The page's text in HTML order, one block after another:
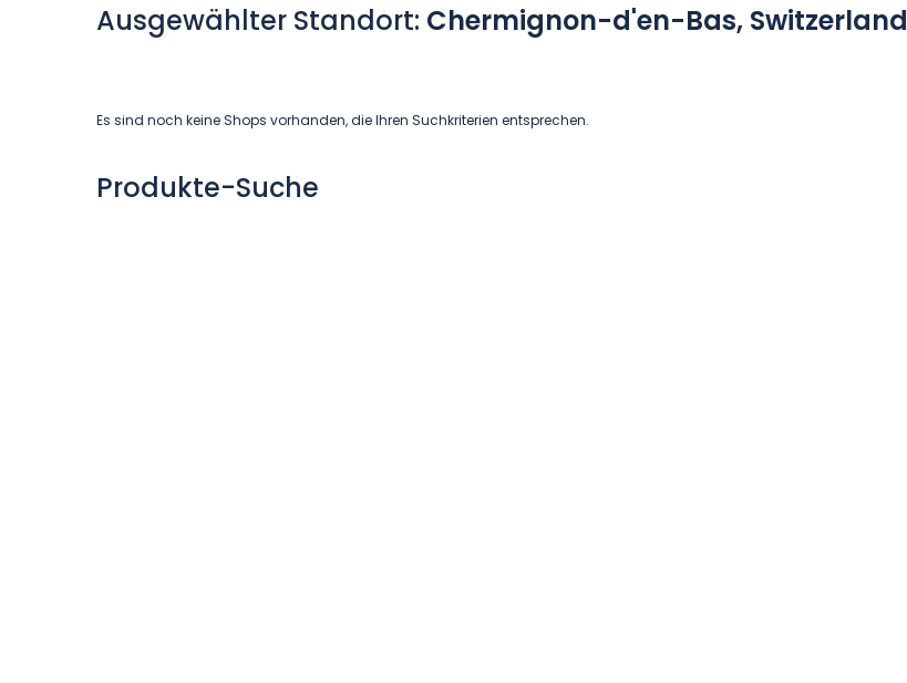
Ausgewählter Standort: Chermignon-d'en-Bas, Switzerland
Es sind noch keine Shops vorhanden, die Ihren Suchkriterien entsprechen.
Produkte-Suche